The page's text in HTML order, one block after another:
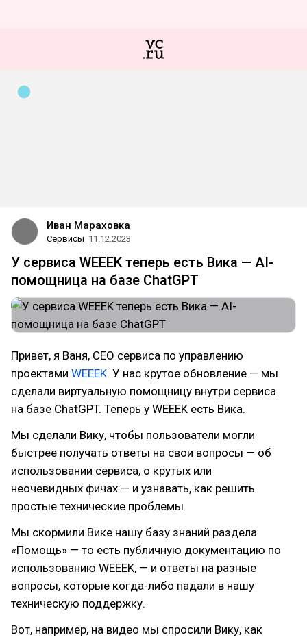
Иван Мараховка
Сервисы 11.12.2023
У сервиса WEEEK теперь есть Вика — AI-
помощница на базе ChatGPT
Привет, я Ваня, CEO сервиса по управлению
проектами WEEEK. У нас крутое обновление — мы
сделали виртуальную помощницу внутри сервиса
на базе ChatGPT. Теперь у WEEEK есть Вика.
Мы сделали Вику, чтобы пользователи могли
быстрее получать ответы на свои вопросы — об
использовании сервиса, о крутых или
неочевидных фичах — и узнавать, как решить
простые технические проблемы.
Мы скормили Вике нашу базу знаний раздела
«Помощь» — то есть публичную документацию по
использованию WEEEK, — и ответы на разные
вопросы, которые когда-либо падали в нашу
техническую поддержку.
Вот, например, на видео мы спросили Вику, как